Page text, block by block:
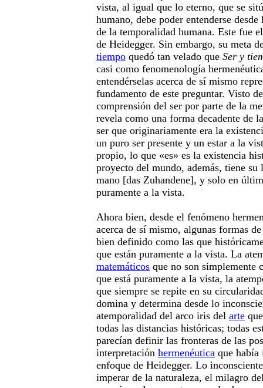
vista, al igual que lo eterno, que se
humano, debe poder entenderse
de la temporalidad humana. Este fue
de Heidegger. Sin embargo, su meta
tiempo quedó tan velado que Ser y
casi como fenomenología
entendérselas acerca de sí mismo
fundamento de este preguntar. Visto
comprensión del ser por parte de la
revela como una forma decadente de
ser que originariamente era la
un puro ser presente y un estar a la
propio, lo que «es» es la existencia
proyecto del mundo, además, tiene su
mano [das Zuhandene], y solo en
puramente a la vista.
Ahora bien, desde el fenómeno
acerca de sí mismo, algunas formas
bien definido como las que
que están puramente a la vista. La
matemáticos que no son simplemente
que está puramente a la vista, la
que siempre se repite en su
domina y determina desde lo
atemporalidad del arco iris del arte
todas las distancias históricas; todas
parecían definir las fronteras de las
interpretación hermenéutica que había
enfoque de Heidegger. Lo
imperar de la naturaleza, el milagro